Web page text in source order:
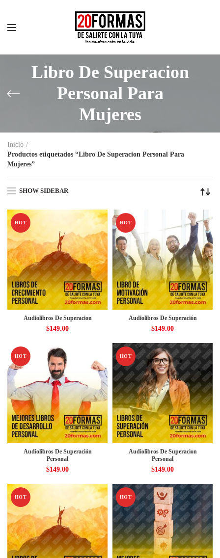
Libro De Superacion
Personal Para
Mujeres
Inicio
Productos etiquetados “Libro De Superacion Personal Para
Mujeres”
SHOW SIDEBAR
HOT
Audiolibros De Superacion
$149.00
HOT
Audiolibros De Superación
$149.00
HOT
Audiolibros De Superación
Personal
$149.00
HOT
Audiolibros De Superacion
Personal
$149.00
HOT HOT